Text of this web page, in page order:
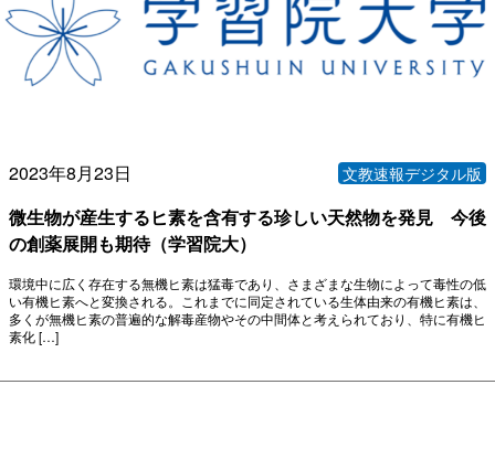
2023年8月23日 文教速報デジタル版
微生物が産生するヒ素を含有する珍しい天然物を発見 今後
の創薬展開も期待（学習院大）
環境中に広く存在する無機ヒ素は猛毒であり、さまざまな生物によって毒性の低
い有機ヒ素へと変換される。これまでに同定されている生体由来の有機ヒ素は、
多くが無機ヒ素の普遍的な解毒産物やその中間体と考えられており、特に有機ヒ
素化 […]